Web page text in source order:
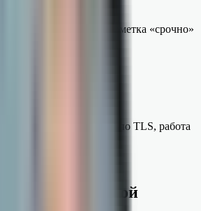
вложения и пометка «срочно»
данные шифруются по TLS, работа
любой